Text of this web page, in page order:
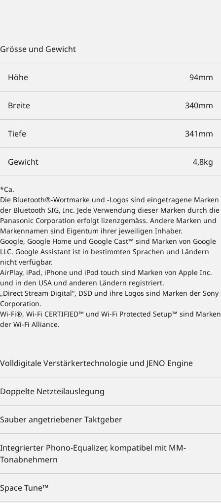
Grösse und Gewicht
Höhe 94mm
Breite 340mm
Tiefe 341mm
Gewicht 4,8kg
*Ca.
Die Bluetooth®-Wortmarke und -Logos sind eingetragene Marken
der Bluetooth SIG, Inc. Jede Verwendung dieser Marken durch die
Panasonic Corporation erfolgt lizenzgemäss. Andere Marken und
Markennamen sind Eigentum ihrer jeweiligen Inhaber.
Google, Google Home und Google Cast™ sind Marken von Google
LLC. Google Assistant ist in bestimmten Sprachen und Ländern
nicht verfügbar.
AirPlay, iPad, iPhone und iPod touch sind Marken von Apple Inc.
und in den USA und anderen Ländern registriert.
„Direct Stream Digital“, DSD und ihre Logos sind Marken der Sony
Corporation.
Wi-Fi®, Wi-Fi CERTIFIED™ und Wi-Fi Protected Setup™ sind Marken
der Wi-Fi Alliance.
Volldigitale Verstärkertechnologie und JENO Engine
Doppelte Netzteilauslegung
Sauber angetriebener Taktgeber
Integrierter Phono-Equalizer, kompatibel mit MM-
Tonabnehmern
Space Tune™